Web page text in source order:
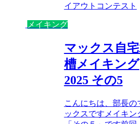
イアウトコンテスト
メイキング
マックス自
槽メイキング
2025 その5
こんにちは、部長の
ックスですメイキン